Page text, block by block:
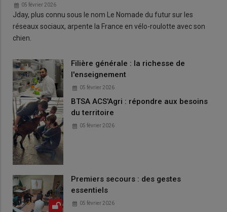
05 février 2026
Jday, plus connu sous le nom Le Nomade du futur sur les
réseaux sociaux, arpente la France en vélo-roulotte avec son
chien.
Filière générale : la richesse de
l'enseignement
05 février 2026
BTSA ACS'Agri : répondre aux besoins
du territoire
05 février 2026
Premiers secours : des gestes
essentiels
05 février 2026